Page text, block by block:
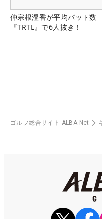
仲宗根澄香が平均パット数
『TRTL』で6人抜き！
ゴルフ総合サイト ALBA Net